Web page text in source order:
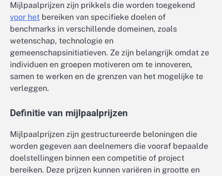
Mijlpaalprijzen zijn prikkels die worden toegekend
voor het bereiken van specifieke doelen of
benchmarks in verschillende domeinen, zoals
wetenschap, technologie en
gemeenschapsinitiatieven. Ze zijn belangrijk omdat ze
individuen en groepen motiveren om te innoveren,
samen te werken en de grenzen van het mogelijke te
verleggen.
Definitie van mijlpaalprijzen
Mijlpaalprijzen zijn gestructureerde beloningen die
worden gegeven aan deelnemers die vooraf bepaalde
doelstellingen binnen een competitie of project
bereiken. Deze prijzen kunnen variëren in grootte en